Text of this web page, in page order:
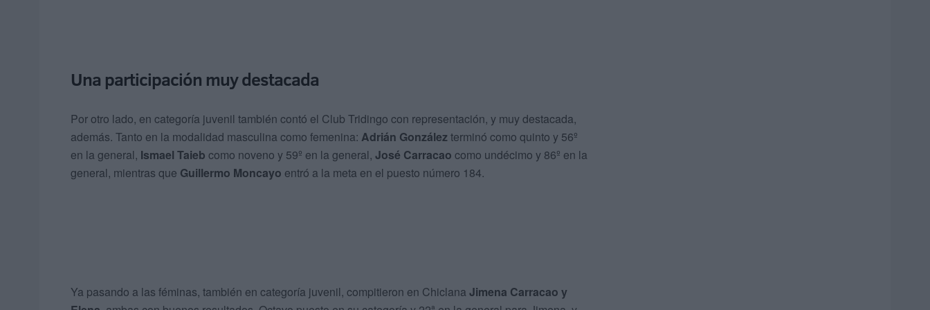
Una participación muy destacada
Por otro lado, en categoría juvenil también contó el Club Tridingo con representación, y muy destacada,
además. Tanto en la modalidad masculina como femenina: Adrián Gonzálezterminó como quinto y 56º
en la general, Ismael Taieb como noveno y 59º en la general, José Carracao como undécimo y 86º en la
general, mientras que Guillermo Moncayo entró a la meta en el puesto número 184.
Ya pasando a las féminas, también en categoría juvenil, compitieron en Chiclana Jimena Carracao y